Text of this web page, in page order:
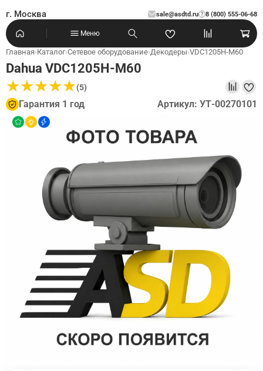
г. Москва sale@asdtd.ru 8 (800) 555-06-68
?
Меню
Главная›Каталог›Сетевое оборудование›Декодеры›VDC1205H-M60
Dahua VDC1205H-M60
★★★★★
★★★★★(5)
Гарантия 1 год Артикул: УТ-00270101